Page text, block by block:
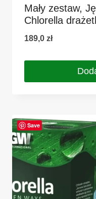
Mały zestaw,
Chlorella
189,0 zł
Save